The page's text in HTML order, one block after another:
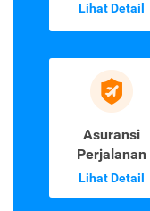
Lihat Detail
Asuransi
Perjalanan
Lihat Detail